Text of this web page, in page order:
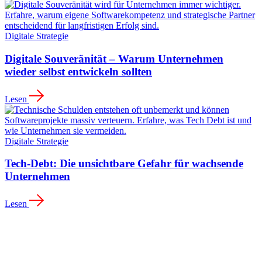
Digitale Strategie
Digitale Souveränität – Warum Unternehmen
wieder selbst entwickeln sollten
Lesen
Digitale Strategie
Tech-Debt: Die unsichtbare Gefahr für wachsende
Unternehmen
Lesen